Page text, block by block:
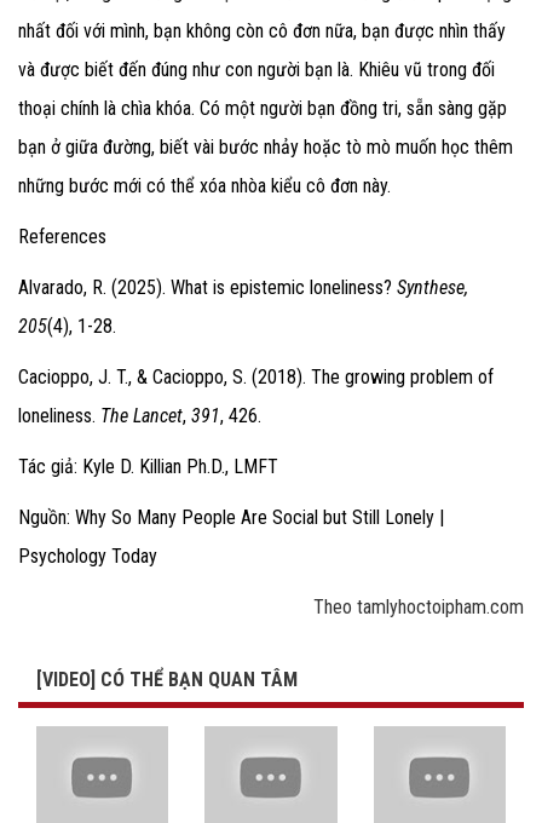
nhất đối với mình, bạn không còn cô đơn nữa, bạn được nhìn thấy
và được biết đến đúng như con người bạn là. Khiêu vũ trong đối
thoại chính là chìa khóa. Có một người bạn đồng tri, sẵn sàng gặp
bạn ở giữa đường, biết vài bước nhảy hoặc tò mò muốn học thêm
những bước mới có thể xóa nhòa kiểu cô đơn này.
References
Alvarado, R. (2025). What is epistemic loneliness? Synthese,
205(4), 1-28.
Cacioppo, J. T., & Cacioppo, S. (2018). The growing problem of
loneliness. The Lancet, 391, 426.
Tác giả: Kyle D. Killian Ph.D., LMFT
Nguồn: Why So Many People Are Social but Still Lonely |
Psychology Today
Theo tamlyhoctoipham.com
[VIDEO] CÓ THỂ BẠN QUAN TÂM